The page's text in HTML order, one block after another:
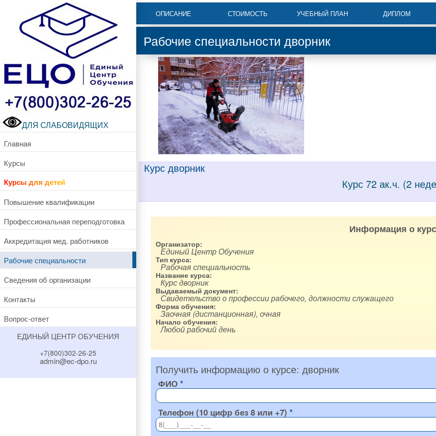
ДЛЯ СЛАБОВИДЯЩИХ
Главная
Курсы
Курсы для детей
Повышение квалификации
Профессиональная переподготовка
Аккредитация мед. работников
Рабочие специальности
Сведения об организации
Контакты
Вопрос-ответ
ЕДИНЫЙ ЦЕНТР ОБУЧЕНИЯ
+7(800)302-26-25
admin@ec-dpo.ru
ОПИСАНИЕ СТОИМОСТЬ УЧЕБНЫЙ ПЛАН ДИПЛОМ
Рабочие специальности дворник
Курс дворник
Курс 72 ак.ч. (2
Информация о
Организатор:
Единый Центр Обучения
Тип курса:
Рабочая специальность
Название курса:
Курс дворник
Выдаваемый документ:
Свидетельство о профессии рабочего, должности служащего
Форма обучения:
Заочная (дистанционная), очная
Начало обучения:
Любой рабочий день
Получить информацию о курсе: дворник
ФИО
Телефон (10 цифр без 8 или +7)